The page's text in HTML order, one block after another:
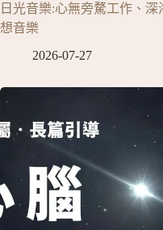
日光音樂:心無旁騖工作、深
想音樂
2026-07-27